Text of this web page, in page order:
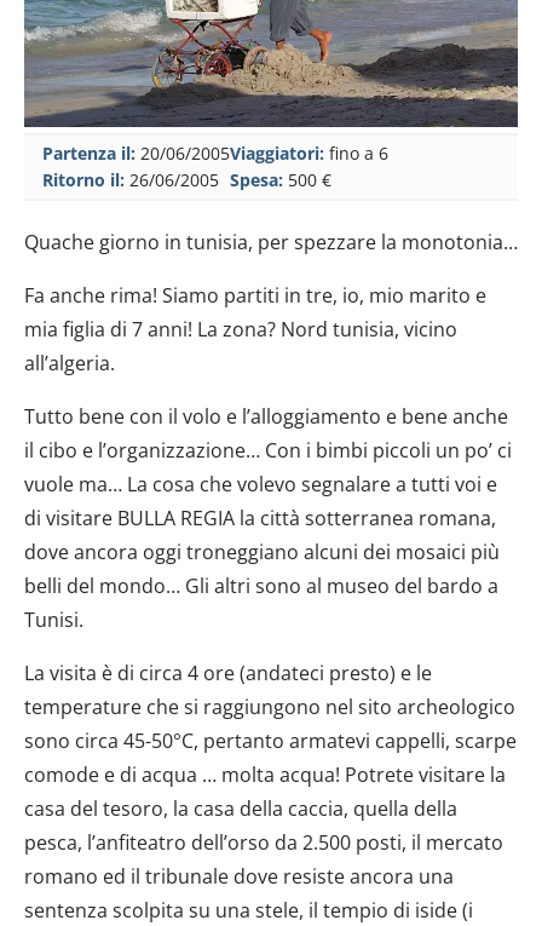
Partenza il: 20/06/2005
Ritorno il: 26/06/2005
Viaggiatori: fino a 6
Spesa: 500 €
Quache giorno in tunisia, per spezzare la monotonia…
Fa anche rima! Siamo partiti in tre, io, mio marito e
mia figlia di 7 anni! La zona? Nord tunisia, vicino
all’algeria.
Tutto bene con il volo e l’alloggiamento e bene anche
il cibo e l’organizzazione… Con i bimbi piccoli un po’ ci
vuole ma… La cosa che volevo segnalare a tutti voi e
di visitare BULLA REGIA la città sotterranea romana,
dove ancora oggi troneggiano alcuni dei mosaici più
belli del mondo… Gli altri sono al museo del bardo a
Tunisi.
La visita è di circa 4 ore (andateci presto) e le
temperature che si raggiungono nel sito archeologico
sono circa 45-50°C, pertanto armatevi cappelli, scarpe
comode e di acqua … molta acqua! Potrete visitare la
casa del tesoro, la casa della caccia, quella della
pesca, l’anfiteatro dell’orso da 2.500 posti, il mercato
romano ed il tribunale dove resiste ancora una
sentenza scolpita su una stele, il tempio di iside (i